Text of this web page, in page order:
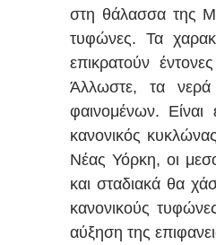
στη θάλασσα της
τυφώνες. Τα
επικρατούν
Άλλωστε, τα νερά
φαινομένων.
κανονικός
Νέας Υόρκη, οι
και σταδιακά θα
κανονικούς
αύξηση της